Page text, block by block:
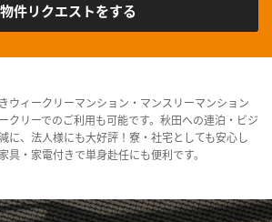
物件リクエストをする
ウィークリーマンション・マンスリーマンション
クリーでのご利用も可能です。秋田への連泊・ビジ
に、法人様にも大好評！寮・社宅としても安心し
具・家電付きで単身赴任にも便利です。